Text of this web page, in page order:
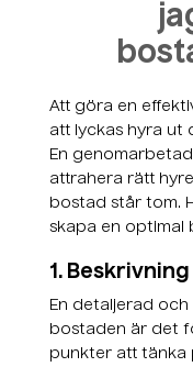
Att göra en
att lyckas hyra ut
En
attrahera rätt
bostad står tom.
skapa en optimal
1.
En detaljerad
bostaden är det
punkter att tänka